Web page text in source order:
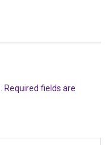
Required fields are